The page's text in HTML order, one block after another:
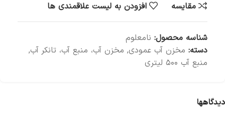
مقایسه
افزودن به لیست علاقمندی ها
شناسه محصول: نامعلوم
دسته: مخزن آب عمودی, مخزن آب، منبع آب، تانکر آب,
منبع آب ۵۰۰ لیتری
دیدگاهها